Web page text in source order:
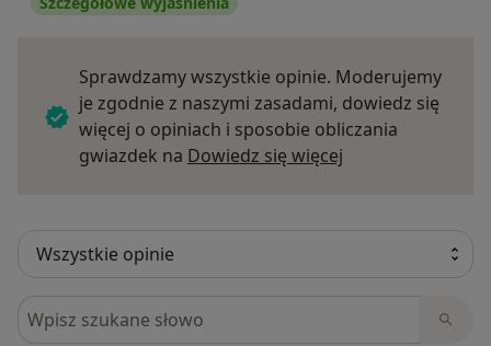
Sprawdzamy wszystkie opinie. Moderujemy
je zgodnie z naszymi zasadami, dowiedz się
więcej o opiniach i sposobie obliczania
gwiazdek na Dowiedz się więcej
Szukaj w opiniach